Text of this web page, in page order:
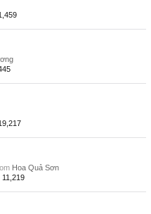
Hoa Quả Sơn
11,219